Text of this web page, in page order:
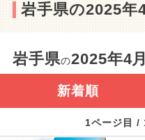
岩手県の2025年
岩手県の2025年4
新着順
1ページ目 /